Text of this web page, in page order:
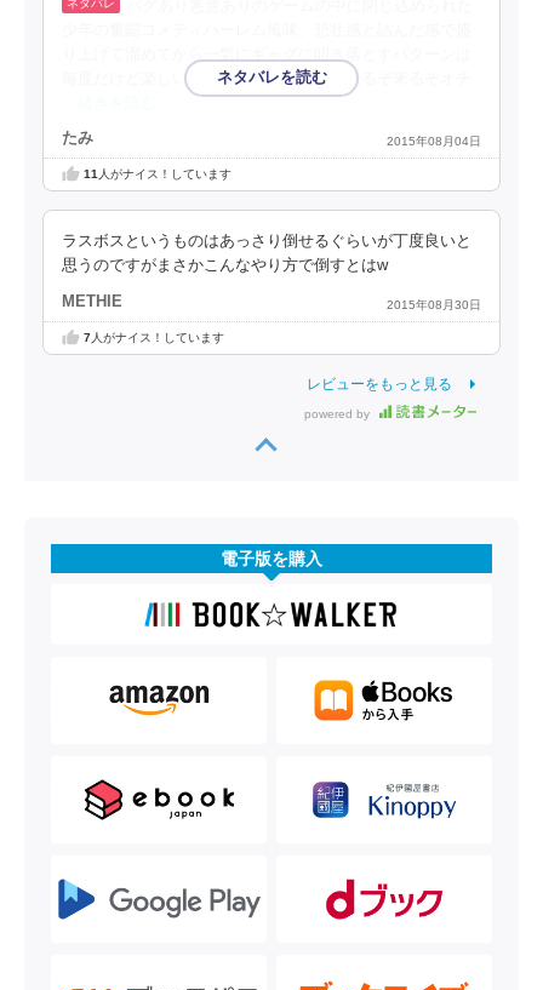
毎度だけど楽しい。シリアスになると、来るぞ来るぞオチ
たみ 2015年08月04日
11 人がナイス！しています
ラスボスというものはあっさり倒せるぐらいが丁度良いと
思うのですがまさかこんなやり方で倒すとはw
METHIE 2015年08月30日
7人がナイス！しています
レビューをもっと見る
powered by
電子版を購入